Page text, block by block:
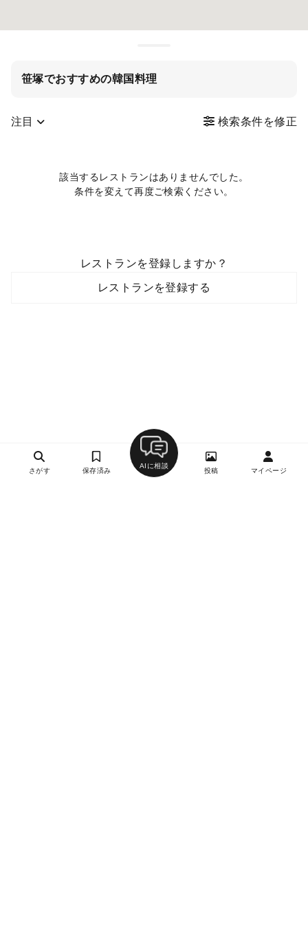
笹塚でおすすめの韓国料理
注目 検索条件を修正
該当するレストランはありませんでした。
条件を変えて再度ご検索ください。
レストランを登録しますか？
レストランを登録する
さがす 保存済み
AIに相談
投稿 マイページ